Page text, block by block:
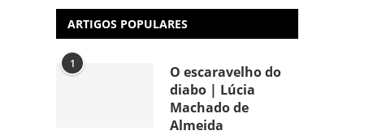
ARTIGOS POPULARES
1
O escaravelho do
diabo | Lúcia
Machado de
Almeida